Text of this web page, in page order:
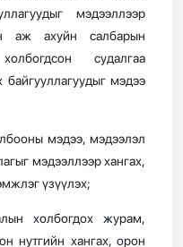
мэдээллээр
аж ахуйн салбарын
судалгаа
байгууллагуудыг мэдээ
мэдээ, мэдээлэл
мэдээллээр хангах,
үзүүлэх;
холбогдох журам,
нутгийн хангах, орон